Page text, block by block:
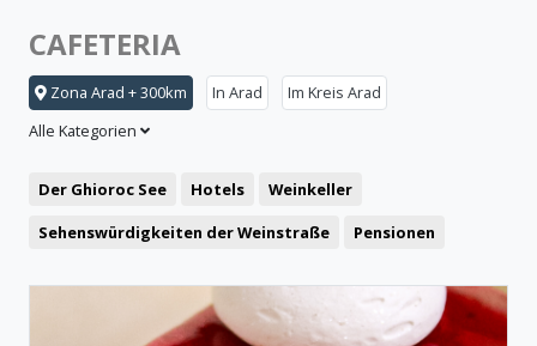
CAFETERIA
Zona Arad + 300km In Arad
Im Kreis Arad
Alle Kategorien
Der Ghioroc See Hotels
Weinkeller
Sehenswürdigkeiten der Weinstraße
Pensionen
Restaurant
Das Naturpark „Lunca Mureșului”